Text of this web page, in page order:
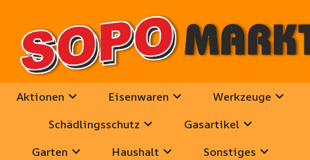
Aktionen Eisenwaren
Werkzeuge
Schädlingsschutz
Gasartikel
Garten
Haushalt
Sonstiges